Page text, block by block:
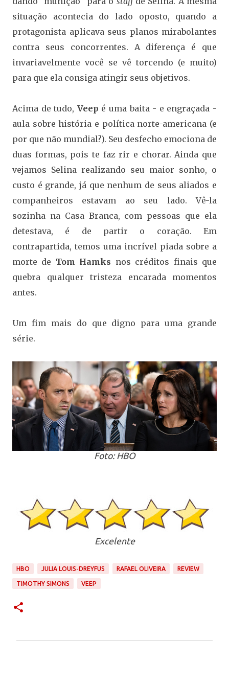
situação acontecia do lado oposto, quando a
protagonista aplicava seus planos mirabolantes
contra seus concorrentes. A diferença é que
invariavelmente você se vê torcendo (e muito)
para que ela consiga atingir seus objetivos.
Acima de tudo, Veep é uma baita - e engraçada -
aula sobre história e política norte-americana (e
por que não mundial?). Seu desfecho emociona de
duas formas, pois te faz rir e chorar. Ainda que
vejamos Selina realizando seu maior sonho, o
custo é grande, já que nenhum de seus aliados e
companheiros estavam ao seu lado. Vê-la
sozinha na Casa Branca, com pessoas que ela
detestava, é de partir o coração. Em
contrapartida, temos uma incrível piada sobre a
morte de Tom Hamks nos créditos finais que
quebra qualquer tristeza encarada momentos
antes.
Um fim mais do que digno para uma grande
série.
Foto: HBO
Excelente
HBO JULIA LOUIS-DREYFUS RAFAEL OLIVEIRA REVIEW
TIMOTHY SIMONS VEEP